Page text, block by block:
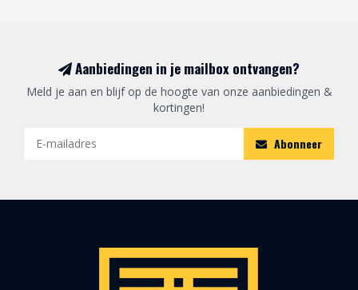
Aanbiedingen in je mailbox ontvangen?
Meld je aan en blijf op de hoogte van onze aanbiedingen &
kortingen!
Abonneer